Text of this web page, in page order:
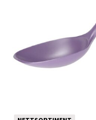
Mandal - Alti
Skarvøyveien 55,
Åpent i dag 10-20
0 i butikk